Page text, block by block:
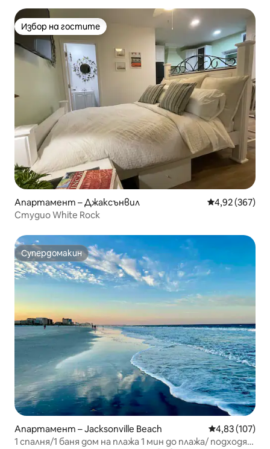
Избор на гостите
Избор на гостите
Апартамент – Джаксънвил Средна
4,92 (367)
Студио White Rock
Супердомакин
Супердомакин
Апартамент – Jacksonville Beach Средна
4,83 (107)
1 спалня/1 баня дом на плажа 1 мин до плажа/ подходящ